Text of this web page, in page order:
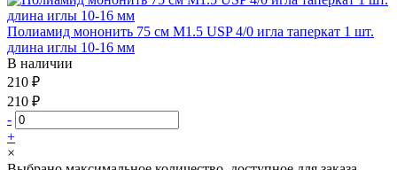
Полиамид мононить 75 см М1.5 USP 4/0 игла таперкат 1 шт.
длина иглы 10-16 мм
В наличии
210 ₽
210 ₽
-
+
×